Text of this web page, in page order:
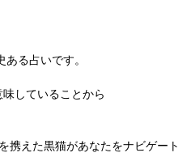
る占いです。
していることから
携えた黒猫があなたをナビゲート